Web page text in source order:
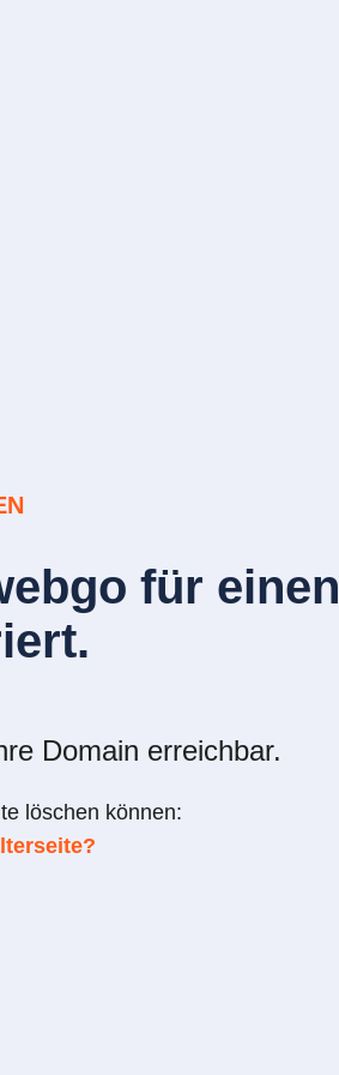
für einen
Domain erreichbar.
löschen können: